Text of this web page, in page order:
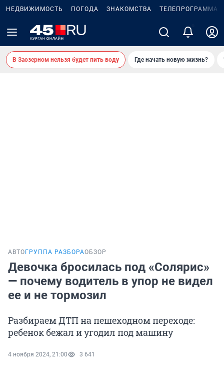
НЕДВИЖИМОСТЬ ПОГОДА ЗНАКОМСТВА ТЕЛЕПРОГРАММА
В Заозерном нельзя будет пить воду Где начать новую жизнь?
АВТО ГРУППА РАЗБОРАОБЗОР
Девочка бросилась под «Солярис»
— почему водитель в упор не видел
ее и не тормозил
Разбираем ДТП на пешеходном переходе:
ребенок бежал и угодил под машину
4 ноября 2024, 21:00 3 641